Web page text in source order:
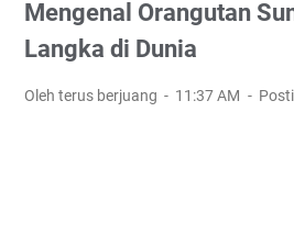
Mengenal Orangutan
Langka di Dunia
Oleh terus berjuang 11:37 AM